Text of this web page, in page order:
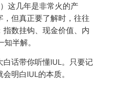
这几年是非常火的产
但真正要了解时，往往
数挂钩、现金价值、内
半解。
话带你听懂IUL。只要记
明白IUL的本质。